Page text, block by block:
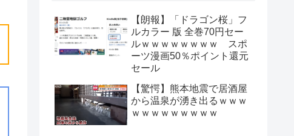
【朗報】「ドラゴン桜」フ
ルカラー 版 全巻70円セー
ルｗｗｗｗｗｗｗｗ スポ
ーツ漫画50％ポイント還元
セール
【驚愕】熊本地震で居酒屋
から温泉が湧き出るｗｗｗ
ｗｗｗｗｗｗｗｗｗ